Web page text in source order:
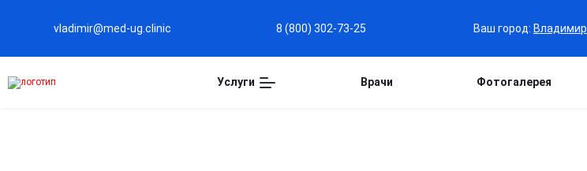
vladimir@med-ug.clinic 8 (800) 302-73-25 Ваш город: Владимир
Услуги Врачи Фотогалерея